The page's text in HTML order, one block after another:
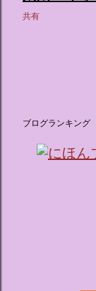
共有
ブログランキング